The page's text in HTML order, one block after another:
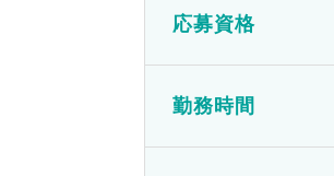
応募資格
勤務時間